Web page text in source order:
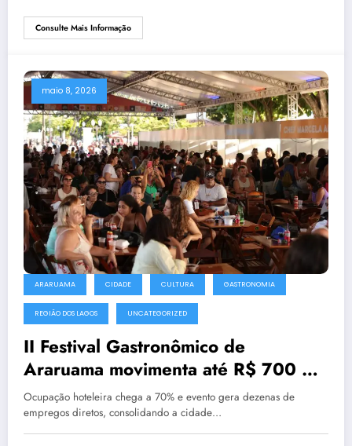
Consulte Mais Informação
maio 8, 2026
ARARUAMA CIDADE CULTURA GASTRONOMIA
REGIÃO DOS LAGOS UNCATEGORIZED
II Festival Gastronômico de
Araruama movimenta até R$ 700 mil
e eleva turismo na Região dos Lagos
Ocupação hoteleira chega a 70% e evento gera dezenas de
empregos diretos, consolidando a cidade…